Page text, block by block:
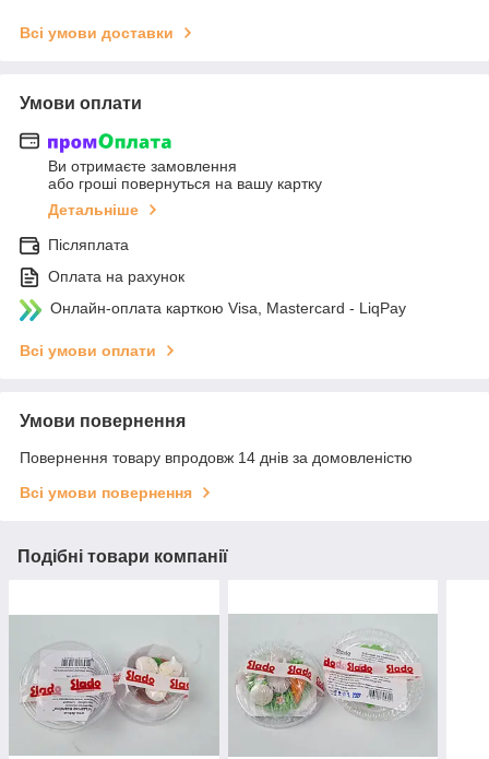
Всі умови доставки
Умови оплати
Ви отримаєте замовлення
або гроші повернуться на вашу картку
Детальніше
Післяплата
Оплата на рахунок
Онлайн-оплата карткою Visa, Mastercard - LiqPay
Всі умови оплати
Умови повернення
Повернення товару впродовж 14 днів за домовленістю
Всі умови повернення
Подібні товари компанії